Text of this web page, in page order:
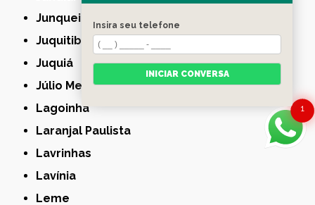
Junqueirópolis
Juquitiba
Juquiá
Júlio Mesquita
Lagoinha
Laranjal Paulista
Lavrinhas
Lavínia
Leme
1
Insira seu telefone
INICIAR CONVERSA